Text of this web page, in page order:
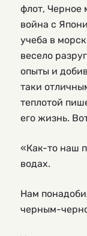
флот, Черное
война с
учеба в
весело
опыты и
таки
теплотой
его жизнь.
«Как-то наш
водах.
Нам
черным-